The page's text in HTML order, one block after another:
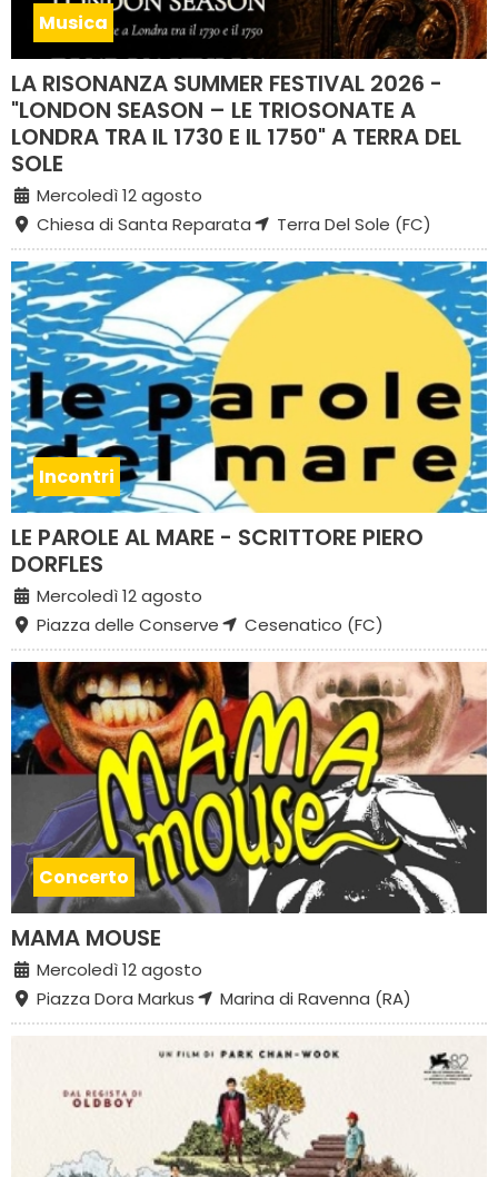
Musica
LA RISONANZA SUMMER FESTIVAL 2026 -
"LONDON SEASON – LE TRIOSONATE A
LONDRA TRA IL 1730 E IL 1750" A TERRA DEL
SOLE
Mercoledì 12 agosto
Chiesa di Santa Reparata
Terra Del Sole (FC)
Incontri
LE PAROLE AL MARE - SCRITTORE PIERO
DORFLES
Mercoledì 12 agosto
Piazza delle Conserve
Cesenatico (FC)
Concerto
MAMA MOUSE
Mercoledì 12 agosto
Piazza Dora Markus
Marina di Ravenna (RA)